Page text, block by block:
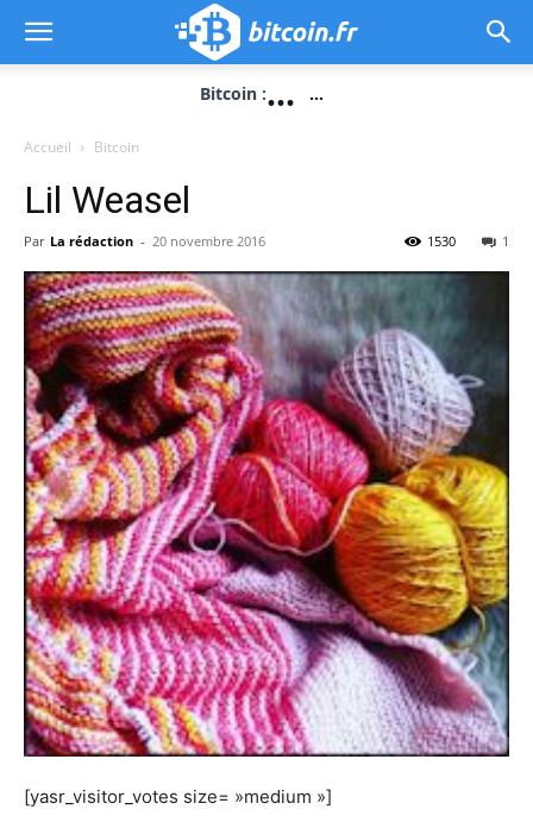
Bitcoin :... ...
Accueil Bitcoin
Lil Weasel
Par La rédaction - 20 novembre 2016 1
1530
[yasr_visitor_votes size= »medium »]